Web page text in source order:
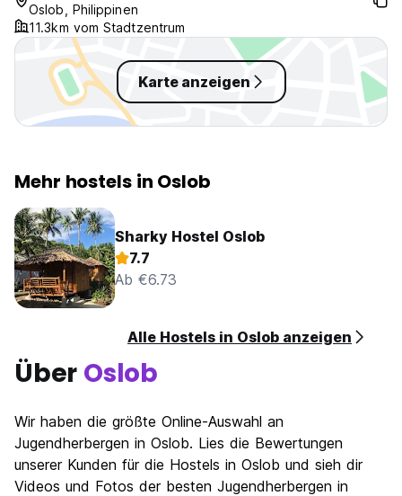
Oslob, Philippinen
11.3km vom Stadtzentrum
Karte anzeigen
Mehr hostels in Oslob
Sharky Hostel Oslob
7.7
Ab €6.73
Alle Hostels in Oslob anzeigen
Über Oslob
Wir haben die größte Online-Auswahl an
Jugendherbergen in Oslob. Lies die Bewertungen
unserer Kunden für die Hostels in Oslob und sieh dir
Videos und Fotos der besten Jugendherbergen in